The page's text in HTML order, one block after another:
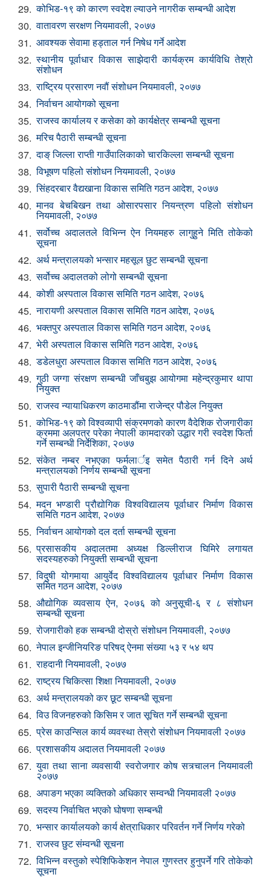
29. कोभिड-१९ को कारण स्वदेश ल्याउने नागरीक सम्बन्धी आदेश
30. वातावरण सरक्षण नियमावली, २०७७
31. आवश्यक सेवामा हड्ताल गर्न निषेध गर्ने आदेश
32. स्थानीय पूर्वाधार विकास साझेदारी कार्यक्रम कार्यविधि तेश्रो
संशोधन
33. राष्ट्रिय प्रसारण नवौं संशोधन नियमावली, २०७७
34. निर्वाचन आयोगको सूचना
35. राजस्व कार्यालय र कसेका को कार्यक्षेत्र सम्बन्धी सूचना
36. मरिच पैठारी सम्बन्धी सूचना
37. दाङ् जिल्ला राप्ती गाउँपालिकाको चारकिल्ला सम्बन्धी सूचना
38. विभूषण पहिलो संशोधन नियमावली, २०७७
39. सिंहदरबार वैद्यखाना विकास समिति गठन आदेश, २०७७
40. मानव बेचबिखन तथा ओसारपसार नियन्त्रण पहिलो संशोधन
नियमावली, २०७७
41. सर्वोच्च अदालतले विभिन्न ऐन नियमहरु लागुहुने मिति तोकेको
सूचना
42. अर्थ मन्त्रालयको भन्सार महसूल छुट सम्बन्धी सूचना
43. सर्वोच्च अदालतको लोगो सम्बन्धी सूचना
44. कोशी अस्पताल विकास समिति गठन आदेश, २०७६
45. नारायणी अस्पताल विकास समिति गठन आदेश, २०७६
46. भक्तपुर अस्पताल विकास समिति गठन आदेश, २०७६
47. भेरी अस्पताल विकास समिति गठन आदेश, २०७६
48. डडेलधुरा अस्पताल विकास समिति गठन आदेश, २०७६
49. गुठी जग्गा संरक्षण सम्बन्धी जाँचबुझ आयोगमा महेन्द्रकुमार थापा
नियुक्त
50. राजस्व न्यायाधिकरण काठमाडौंमा राजेन्द्र पौडेल नियुक्त
51. कोभिड-१९ को विश्वव्यापी संक्रमणको कारण वैदेशिक रोजगारीका
क्रममा अलपत्र परेका नेपाली कामदारको उद्धार गरी स्वदेश फिर्ता
गर्ने सम्बन्धी निर्देशिका, २०७७
52. संकेत नम्बर नभएका फर्मलार्इ समेत पैठारी गर्न दिने अर्थ
मन्त्रालयको निर्णय सम्बन्धी सूचना
53. सुपारी पैठारी सम्बन्धी सूचना
54. मदन भण्डारी ‌प्रौद्योगिक विश्वविद्यालय पूर्वाधार निर्माण विकास
समिति गठन आदेश, २०७७
55. निर्वाचन आयोगको दल दर्ता सम्बन्धी सूचना
56. प्रसासकीय अदालतमा अध्यक्ष डिल्लीराज घिमिरे लगायत
सदस्यहरुको नियुक्ती सम्बन्धी सूचना
57. विदुषी योगमाया आयुर्वेद विश्वविद्यालय पूर्वाधार निर्माण विकास
समित गठन आदेश, २०७७
58. औद्योगिक व्यवसाय ऐन, २०७६ को अनुसूची-६ र ८ संशोधन
सम्बन्धी सूचना
59. रोजगारीको हक सम्बन्धी दोस्रो संशोधन नियमावली, २०७७
60. नेपाल इन्जीनियरिङ परिषद् ऐनमा संख्या ५३ र ५४ थप
61. राहदानी नियमावली, २०७७
62. राष्ट्रय चिकित्सा शिक्षा नियमावली, २०७७
63. अर्थ मन्त्रालयको कर छूट सम्बन्धी सूचना
64. विउ विजनहरुको किसिम र जात सूचित गर्ने सम्बन्धी सूचना
65. प्रेस काउन्सिल कार्य व्यवस्था तेस्रो संशोधन नियमावली २०७७
66. प्रशासकीय अदालत नियमावली २०७७
67. युवा तथा साना व्यवसायी स्वरोजगार कोष सत्र्चालन नियमावली
२०७७
68. अपाङग भएका व्यक्तिको अधिकार सम्वन्धी नियमावली २०७७
69. सदस्य निर्वाचित भएको घोषणा सम्बन्धी
70. भन्सार कार्यालयको कार्य क्षेत्राधिकार परिवर्तन गर्ने निर्णय गरेको
71. राजस्व छुट संम्वन्धी सूचना
72. विभिन्न वस्तुको स्पेशिफिकेशन नेपाल गुणस्तर हुनुपर्ने गरि तोकेको
सूचना